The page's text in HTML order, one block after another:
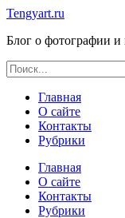
Tengyart.ru
Блог о фотографии и
Главная
О сайте
Контакты
Рубрики
Главная
О сайте
Контакты
Рубрики